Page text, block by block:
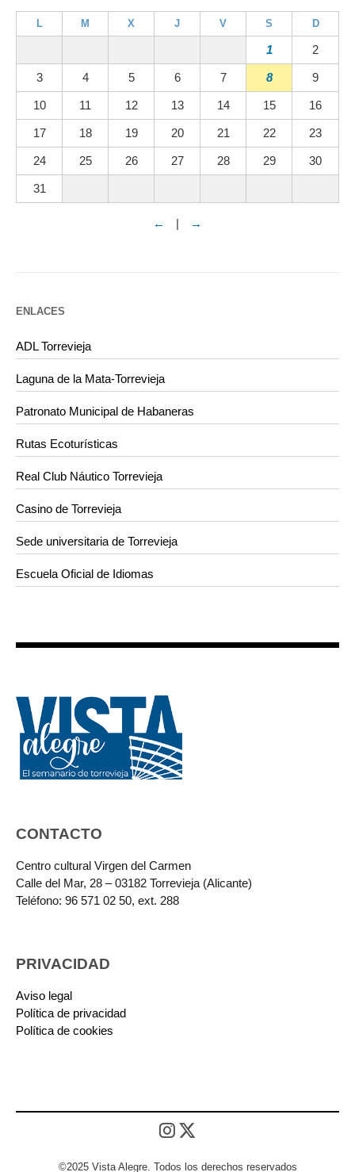
L M X J V S D
1 2
3 4 5 6 7 8 9
10 11 12 13 14 15 16
17 18 19 20 21 22 23
24 25 26 27 28 29 30
31
← | →
ENLACES
ADL Torrevieja
Laguna de la Mata-Torrevieja
Patronato Municipal de Habaneras
Rutas Ecoturísticas
Real Club Náutico Torrevieja
Casino de Torrevieja
Sede universitaria de Torrevieja
Escuela Oficial de Idiomas
CONTACTO
Centro cultural Virgen del Carmen
Calle del Mar, 28 – 03182 Torrevieja (Alicante)
Teléfono: 96 571 02 50, ext. 288
PRIVACIDAD
Aviso legal
Política de privacidad
Política de cookies
©2025 Vista Alegre. Todos los derechos reservados